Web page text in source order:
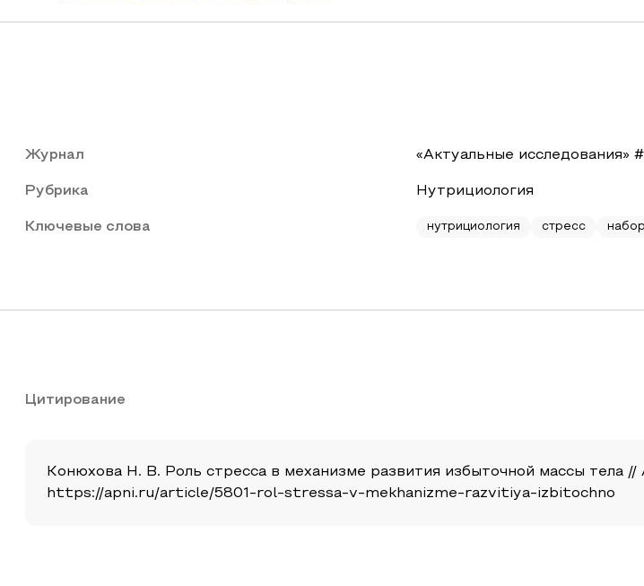
Журнал «Актуальные исследования»
Рубрика Нутрициология
Ключевые слова нутрициология стресс
Цитирование
Конюхова Н. В. Роль стресса в механизме развития избыточной массы тела
https://apni.ru/article/5801-rol-stressa-v-mekhanizme-razvitiya-izbitochno